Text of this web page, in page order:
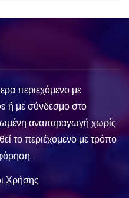
περιεχόμενο με
ή με σύνδεσμο στο
αναπαραγωγή χωρίς
το περιέχομενο με τρόπο
Χρήσης